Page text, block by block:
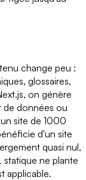
change peu :
glossaires,
on génère
de données ou
site de 1000
d'un site
quasi nul,
statique ne plante
applicable.